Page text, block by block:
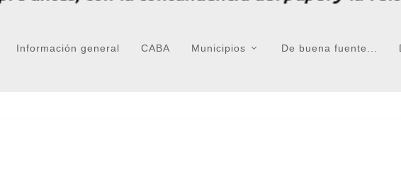
Información general CABA Municipios De buena fuente...